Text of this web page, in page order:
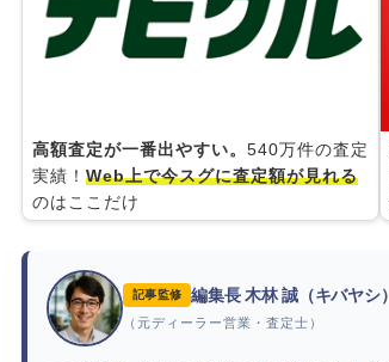
高額査定が一番出やすい。 540万件の査定
実績！ Web上で今スグに査定額が見れる
のはここだけ
記事監修 編集長 木林 誠（キバヤシ）
（元ディーラー営業・査定士）